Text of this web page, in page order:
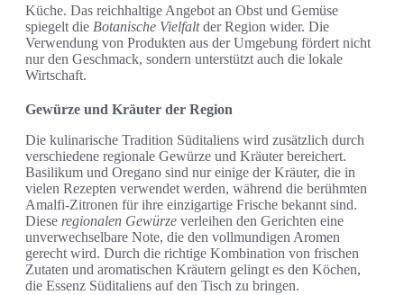
Küche. Das reichhaltige Angebot an Obst und Gemüse
spiegelt die Botanische Vielfaltder Region wider. Die
Verwendung von Produkten aus der Umgebung fördert nicht
nur den Geschmack, sondern unterstützt auch die lokale
Wirtschaft.
Gewürze und Kräuter der Region
Die kulinarische Tradition Süditaliens wird zusätzlich durch
verschiedene regionale Gewürze und Kräuter bereichert.
Basilikum und Oregano sind nur einige der Kräuter, die in
vielen Rezepten verwendet werden, während die berühmten
Amalfi-Zitronen für ihre einzigartige Frische bekannt sind.
Diese regionalen Gewürze verleihen den Gerichten eine
unverwechselbare Note, die den vollmundigen Aromen
gerecht wird. Durch die richtige Kombination von frischen
Zutaten und aromatischen Kräutern gelingt es den Köchen,
die Essenz Süditaliens auf den Tisch zu bringen.